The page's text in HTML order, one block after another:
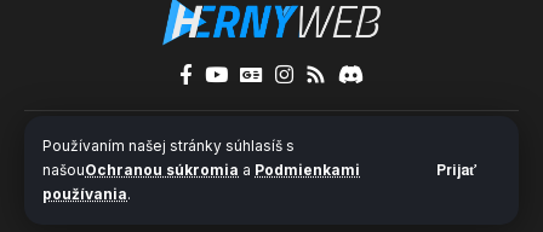
Používaním našej stránky súhlasíš s
našouOchranou súkromia a Podmienkami
používania.
Prijať
© 2024 HernýWeb.sk - Všetky práva vyhradené
O nás Kontakty
Ochrana súkromia a súbory cookies